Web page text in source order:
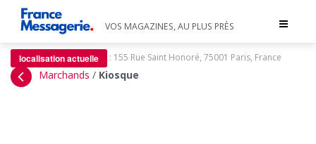
Toggle
VOS MAGAZINES, AU PLUS PRÈS
localisation actuelle : 155 Rue Saint Honoré, 75001 Paris, France
Marchands / Kiosque